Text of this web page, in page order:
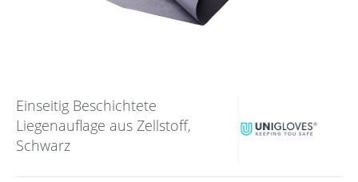
Einseitig Beschichtete
Liegenauflage aus Zellstoff,
Schwarz